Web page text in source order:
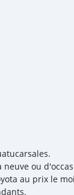
ou
au prix le